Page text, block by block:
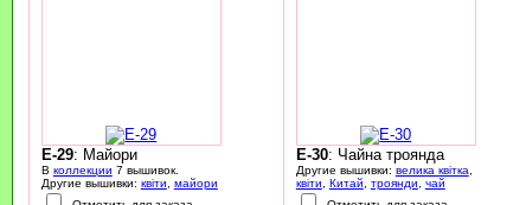
E-29: Майори
В коллекции 7 вышивок.
Другие вышивки: квіти
майори
E-30: Чайна троянда
Другие вышивки: велика квітка
квіти
Китай троянди
чай